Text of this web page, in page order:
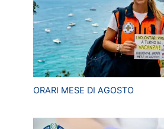
ORARI MESE DI AGOSTO